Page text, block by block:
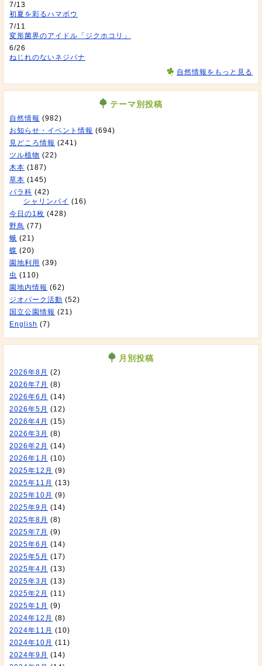
7/13
初夏を彩るハマボウ
7/11
変形菌界のアイドル「ジクホコリ」
6/26
ねじれのないネジバナ
自然情報をもっと見る
テーマ別投稿
自然情報 (982)
お知らせ・イベント情報 (694)
見どころ情報 (241)
ツル植物 (22)
木本 (187)
草本 (145)
バラ科 (42)
シャリンバイ (16)
今日の1枚 (428)
野鳥 (77)
蛾 (21)
蝶 (20)
園地利用 (39)
虫 (110)
園地内情報 (62)
ジオパーク活動 (52)
国立公園情報 (21)
English (7)
月別投稿
2026年8月 (2)
2026年7月 (8)
2026年6月 (14)
2026年5月 (12)
2026年4月 (15)
2026年3月 (8)
2026年2月 (14)
2026年1月 (10)
2025年12月 (9)
2025年11月 (13)
2025年10月 (9)
2025年9月 (14)
2025年8月 (8)
2025年7月 (9)
2025年6月 (14)
2025年5月 (17)
2025年4月 (13)
2025年3月 (13)
2025年2月 (11)
2025年1月 (9)
2024年12月 (8)
2024年11月 (10)
2024年10月 (11)
2024年9月 (14)